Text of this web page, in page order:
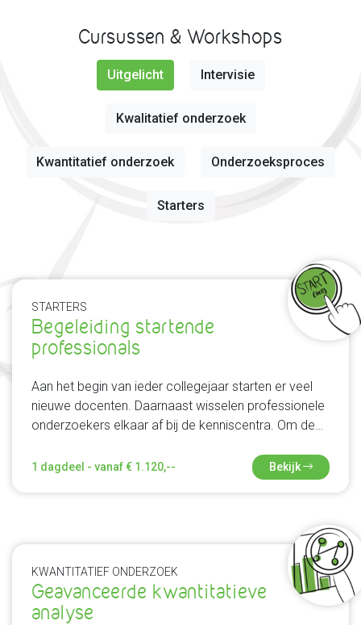
Cursussen & Workshops
Uitgelicht Intervisie
Kwalitatief onderzoek
Kwantitatief onderzoek Onderzoeksproces
Starters
STARTERS
Begeleiding startende
professionals
Aan het begin van ieder collegejaar starten er veel
nieuwe docenten. Daarnaast wisselen professionele
onderzoekers elkaar af bij de kenniscentra. Om de
begeleiden kun je kiezen voor begeleiding van de
nieuwe collega’s in kleine groepjes (of een-op-een)
1 dagdeel - vanaf € 1.120,-- Bekijk
KWANTITATIEF ONDERZOEK
Geavanceerde kwantitatieve
analyse